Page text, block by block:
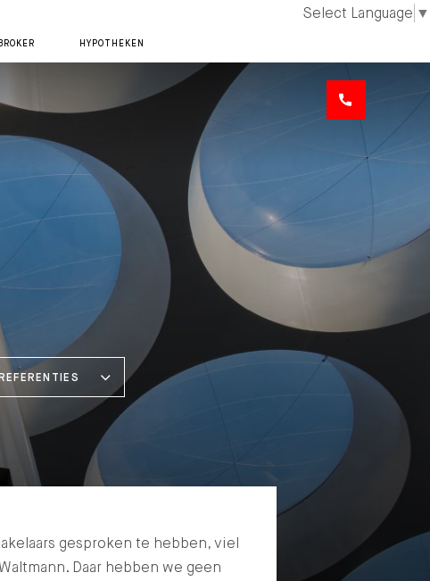
Select Language ▼
HYPOTHEKEN
gesproken te hebben, viel
Daar hebben we geen